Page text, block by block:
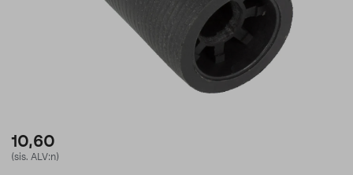
10,60
(sis. ALV:n)